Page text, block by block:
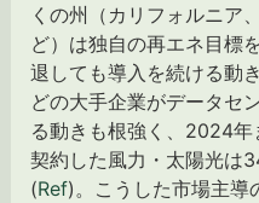
くの州（カリフォルニア
ど）は独自の再エネ目標
退しても導入を続ける動
どの大手企業がデータセ
る動きも根強く、2024
契約した風力・太陽光は
(Ref)。こうした市場主導